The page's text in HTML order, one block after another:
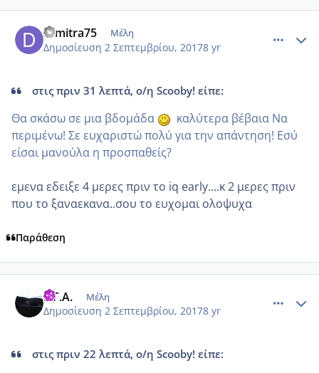
Dimitra75 Μέλη
Δημοσίευση 2 Σεπτεμβρίου, 20178 yr
στις πριν 31 λεπτά, ο/η Scooby! είπε:
Θα σκάσω σε μια βδομάδα
καλύτερα βέβαια Να
περιμένω! Σε ευχαριστώ πολύ για την απάντηση! Εσύ
είσαι μανούλα η προσπαθείς?
εμενα εδειξε 4 μερες πριν το iq early....κ 2 μερες πριν
που το ξαναεκανα..σου το ευχομαι ολοψυχα
Παράθεση
Ε.Γ.Α. Μέλη
Δημοσίευση 2 Σεπτεμβρίου, 20178 yr
στις πριν 22 λεπτά, ο/η Scooby! είπε: